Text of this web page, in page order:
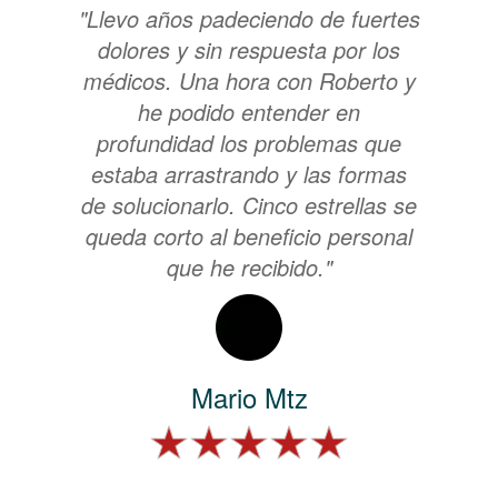
"Llevo años padeciendo de fuertes
dolores y sin respuesta por los
médicos. Una hora con Roberto y
he podido entender en
profundidad los problemas que
estaba arrastrando y las formas
de solucionarlo. Cinco estrellas se
queda corto al beneficio personal
que he recibido."
Mario Mtz